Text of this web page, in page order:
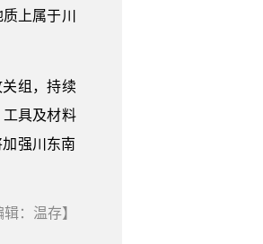
上属于川
组，持续
具及材料
强川东南
辑：温存】